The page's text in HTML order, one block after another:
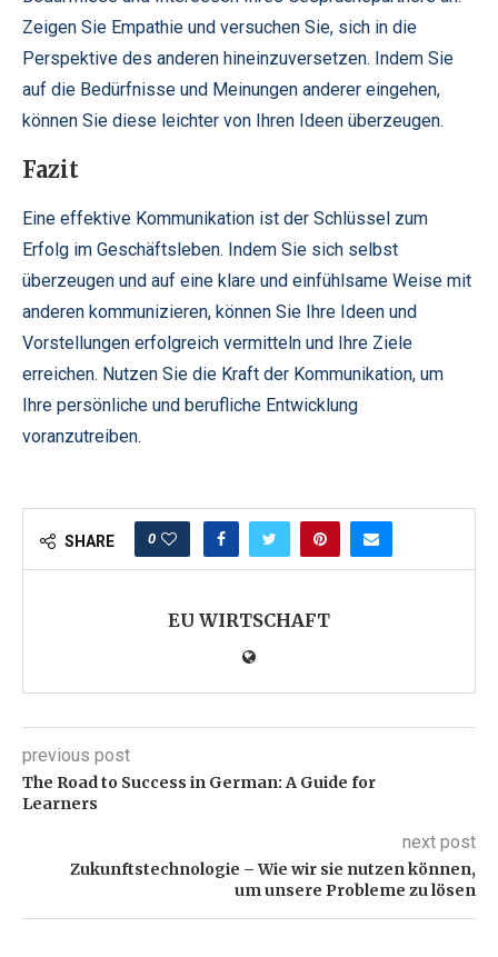
Zeigen Sie Empathie und versuchen Sie, sich in die
Perspektive des anderen hineinzuversetzen. Indem Sie
auf die Bedürfnisse und Meinungen anderer eingehen,
können Sie diese leichter von Ihren Ideen überzeugen.
Fazit
Eine effektive Kommunikation ist der Schlüssel zum
Erfolg im Geschäftsleben. Indem Sie sich selbst
überzeugen und auf eine klare und einfühlsame Weise mit
anderen kommunizieren, können Sie Ihre Ideen und
Vorstellungen erfolgreich vermitteln und Ihre Ziele
erreichen. Nutzen Sie die Kraft der Kommunikation, um
Ihre persönliche und berufliche Entwicklung
voranzutreiben.
SHARE 0
EU WIRTSCHAFT
previous post
The Road to Success in German: A Guide for
Learners
next post
Zukunftstechnologie – Wie wir sie nutzen können,
um unsere Probleme zu lösen